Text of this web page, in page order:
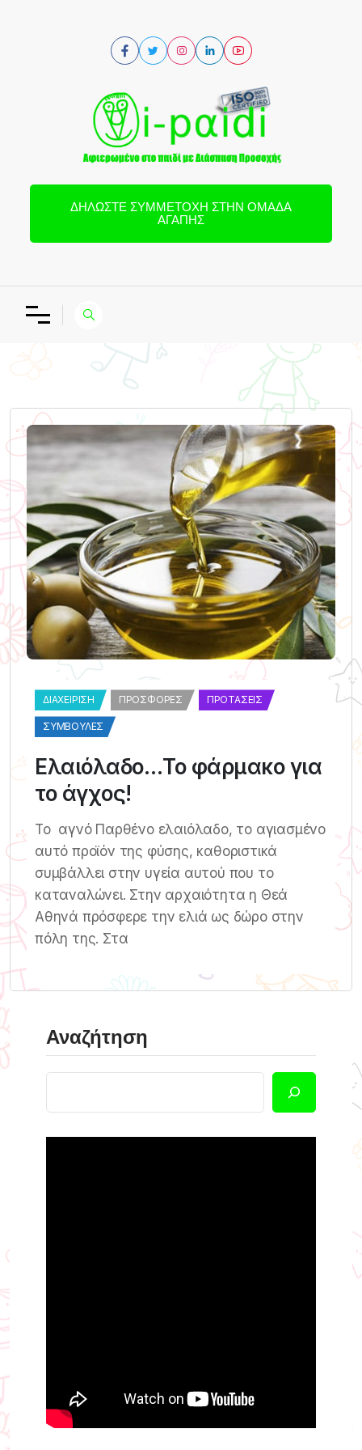
ΔΗΛΏΣΤΕ ΣΥΜΜΕΤΟΧΉ ΣΤΗΝ ΟΜΆΔΑ
ΑΓΆΠΗΣ
ΔΙΑΧΕΊΡΙΣΗ ΠΡΟΣΦΟΡΈΣ ΠΡΟΤΆΣΕΙΣ
ΣΥΜΒΟΥΛΈΣ
Ελαιόλαδο…Το φάρμακο για
το άγχος!
Το αγνό Παρθένο ελαιόλαδο, το αγιασμένο
αυτό προϊόν της φύσης, καθοριστικά
συμβάλλει στην υγεία αυτού που το
καταναλώνει. Στην αρχαιότητα η Θεά
Αθηνά πρόσφερε την ελιά ως δώρο στην
πόλη της. Στα
Αναζήτηση